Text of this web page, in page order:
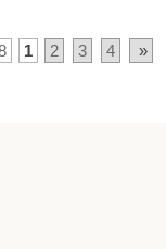
1 2 3 4 »